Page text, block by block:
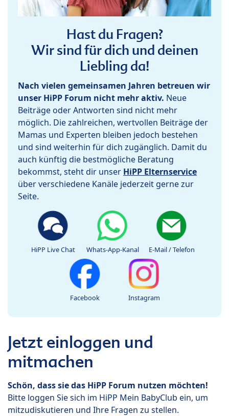
Hast du Fragen?
Wir sind für dich und deinen
Liebling da!
Nach vielen gemeinsamen Jahren betreuen wir
unser HiPP Forum nicht mehr aktiv. Neue
Beiträge oder Antworten sind nicht mehr
möglich. Die zahlreichen, wertvollen Beiträge der
Mamas und Experten bleiben jedoch bestehen
und sind weiterhin für dich zugänglich. Damit du
auch künftig die bestmögliche Beratung
bekommst, steht dir unser HiPP Elternservice
über verschiedene Kanäle jederzeit gerne zur
Seite.
HiPP Live Chat Whats-App-Kanal E-Mail / Telefon
Facebook Instagram
Jetzt einloggen und
mitmachen
Schön, dass sie das HiPP Forum nutzen möchten!
Bitte loggen Sie sich im HiPP Mein BabyClub ein, um
mitzudiskutieren und Ihre Fragen zu stellen.